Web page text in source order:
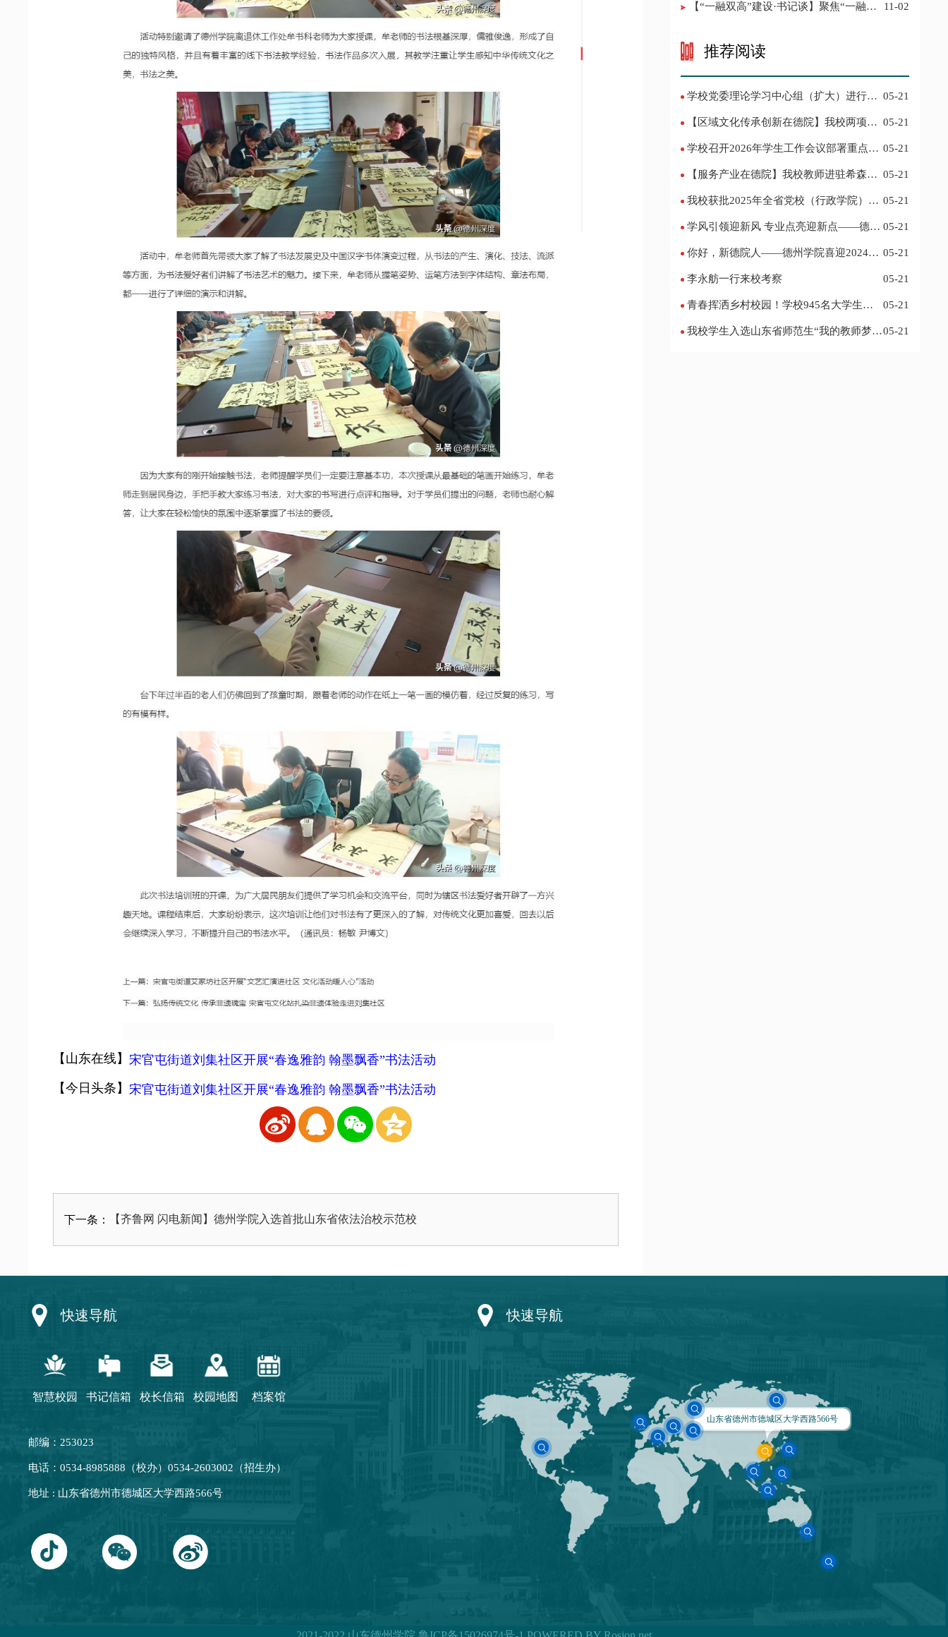
【山东在线】宋官屯街道刘集社区开展“春逸雅韵 翰墨飘香”书法活动
【今日头条】宋官屯街道刘集社区开展“春逸雅韵 翰墨飘香”书法活动
下一条： 【齐鲁网 闪电新闻】德州学院入选首批山东省依法治校示范校
11-02
推荐阅读
学校党委理论学习中心组（扩大）进行集
05-21
【区域文化传承创新在德院】我校两项作
教育优秀名单
05-21
学校召开2026年学生工作会议部署重点工
05-21
【服务产业在德院】我校教师进驻希森博
05-21
我校获批2025年全省党校（行政学院）系
05-21
学风引领迎新风 专业点亮迎新点——德州
05-21
你好，新德院人——德州学院喜迎2024级
05-21
李永舫一行来校考察 05-21
青春挥洒乡村校园！学校945名大学生赴
05-21
我校学生入选山东省师范生“我的教师梦”
05-21
快速导航
智慧校园 书记信箱 校长信箱 校园地图 档案馆
邮编：253023
电话：0534-8985888（校办）0534-2603002（招生办）
地址 : 山东省德州市德城区大学西路566号
快速导航
山东省德州市德城区大学西路566号